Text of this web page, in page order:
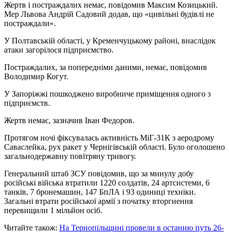
Жертв і постраждалих немає, повідомив Максим Козицький.
Мер Львова Андрій Садовий додав, що «цивільні будівлі не
постраждали».
У Полтавській області, у Кременчуцькому районі, внаслідок
атаки загорілося підприємство.
Постраждалих, за попередніми даними, немає, повідомив
Володимир Когут.
У Запоріжжі пошкоджено виробниче приміщення одного з
підприємств.
Жертв немає, зазначив Іван Федоров.
Протягом ночі фіксувалась активність МіГ-31К з аеродрому
Саваслейка, рух ракет у Чернігівській області. Було оголошено
загальнодержавну повітряну тривогу.
Генеральний штаб ЗСУ повідомив, що за минулу добу
російські війська втратили 1220 солдатів, 24 артсистеми, 6
танків, 7 бронемашин, 147 БпЛА і 93 одиниці техніки.
Загальні втрати російської армії з початку вторгнення
перевищили 1 мільйон осіб.
Читайте також: На Тернопільщині провели в останню путь 26-